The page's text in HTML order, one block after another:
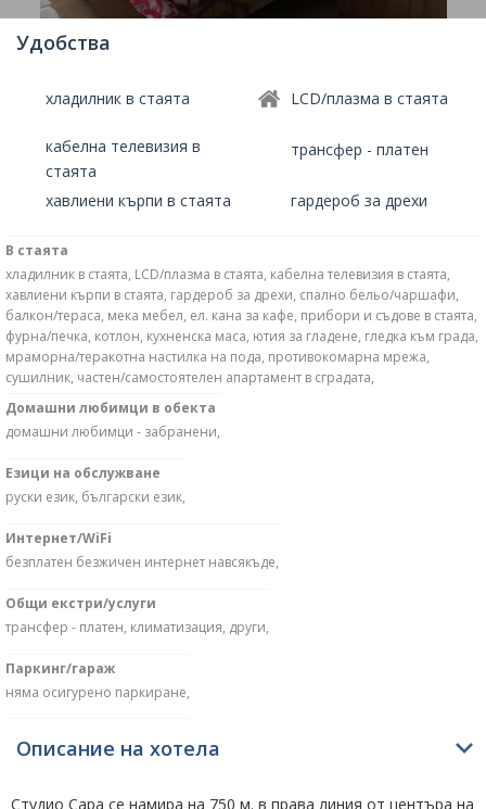
Удобства
хладилник в стаята LCD/плазма в стаята
кабелна телевизия в
стаята
трансфер - платен
хавлиени кърпи в стаята гардероб за дрехи
В стаята
хладилник в стаята, LCD/плазма в стаята, кабелна телевизия в стаята,
хавлиени кърпи в стаята, гардероб за дрехи, спално бельо/чаршафи,
балкон/тераса, мека мебел, ел. кана за кафе, прибори и съдове в стаята,
фурна/печка, котлон, кухненска маса, ютия за гладене, гледка към града,
мраморна/теракотна настилка на пода, противокомарна мрежа,
сушилник, частен/самостоятелен апартамент в сградата,
Домашни любимци в обекта
домашни любимци - забранени,
Езици на обслужване
руски език, български език,
Интернет/WiFi
безплатен безжичен интернет навсякъде,
Общи екстри/услуги
трансфер - платен, климатизация, други,
Паркинг/гараж
няма осигурено паркиране,
Описание на хотела
Студио Сара се намира на 750 м. в права линия от центъра на